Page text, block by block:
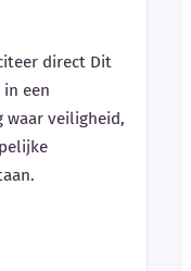
direct Dit
een
waar veiligheid,